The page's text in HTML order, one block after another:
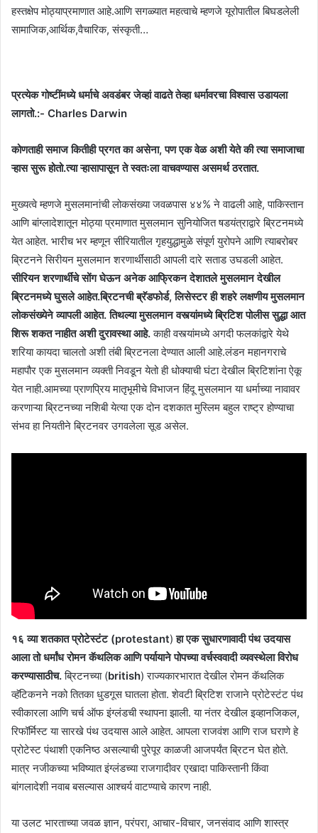
हस्तक्षेप मोठ्याप्रमाणात आहे.आणि सगळ्यात महत्वाचे म्हणजे यूरोपातील बिघडलेली
सामाजिक,आर्थिक,वैचारिक, संस्कृती…
प्रत्येक गोष्टींमध्ये धर्माचे अवडंबर जेव्हां वाढते तेव्हा धर्मावरचा विश्वास उडायला
लागतो.:- Charles Darwin
कोणताही समाज कितीही प्रगत का असेना, पण एक वेळ अशी येते की त्या समाजाचा
ऱ्हास सुरू होतो.त्या ऱ्हासापासून ते स्वतःला वाचवण्यास असमर्थ ठरतात.
मुख्यत्वे म्हणजे मुसलमानांची लोकसंख्या जवळपास ४४% ने वाढली आहे, पाकिस्तान
आणि बांग्लादेशातून मोठ्या प्रमाणात मुसलमान सुनियोजित षडयंत्राद्वारे ब्रिटनमध्ये
येत आहेत. भारीच भर म्हणून सीरियातील गृहयुद्धामुळे संपूर्ण युरोपने आणि त्याबरोबर
ब्रिटनने सिरीयन मुसलमान शरणार्थींसाठी आपली दारे सताड उघडली आहेत.
सीरियन शरणार्थींचे सोंग घेऊन अनेक आफ्रिकन देशातले मुसलमान देखील
ब्रिटनमध्ये घुसले आहेत.ब्रिटनची ब्रॅडफोर्ड, लिसेस्टर ही शहरे लक्षणीय मुसलमान
लोकसंख्येने व्यापली आहेत. तिथल्या मुसलमान वस्त्यांमध्ये ब्रिटिश पोलीस सुद्धा आत
शिरू शकत नाहीत अशी दुरावस्था आहे.काही वस्त्यांमध्ये अगदी फलकांद्वारे येथे
शरिया कायदा चालतो अशी तंबी ब्रिटनला देण्यात आली आहे.लंडन महानगराचे
महापौर एक मुसलमान व्यक्ती निवडून येतो ही धोक्याची घंटा देखील ब्रिटिशांना ऐकू
येत नाही.आमच्या प्राणप्रिय मातृभूमीचे विभाजन हिंदू मुसलमान या धर्माच्या नावावर
करणाऱ्या ब्रिटनच्या नशिबी येत्या एक दोन दशकात मुस्लिम बहुल राष्ट्र होण्याचा
संभव हा नियतीने ब्रिटनवर उगवलेला सूड असेल.
१६ व्या शतकात प्रोटेस्टंट (protestant)हा एक सुधारणावादी पंथ उदयास
आला तो धर्मांध रोमन कॅथलिक आणि पर्यायाने पोपच्या वर्चस्ववादी व्यवस्थेला विरोध
करण्यासाठीच.ब्रिटनच्या (british) राज्यकारभारात देखील रोमन कॅथलिक
व्हॅटिकनने नको तितका धुडगूस घातला होता. शेवटी ब्रिटिश राजाने प्रोटेस्टंट पंथ
स्वीकारला आणि चर्च ऑफ इंग्लंडची स्थापना झाली. या नंतर देखील इव्हानजिकल,
रिफॉर्मिस्ट या सारखे पंथ उदयास आले आहेत. आपला राजवंश आणि राज घराणे हे
प्रोटेस्ट पंथाशी एकनिष्ठ असल्याची पुरेपूर काळजी आजपर्यंत ब्रिटन घेत होते.
मात्र नजीकच्या भविष्यात इंग्लंडच्या राजगादीवर एखादा पाकिस्तानी किंवा
बांगलादेशी नवाब बसल्यास आश्चर्य वाटण्याचे कारण नाही.
या उलट भारताच्या जवळ ज्ञान, परंपरा, आचार-विचार, जनसंवाद आणि शास्त्र